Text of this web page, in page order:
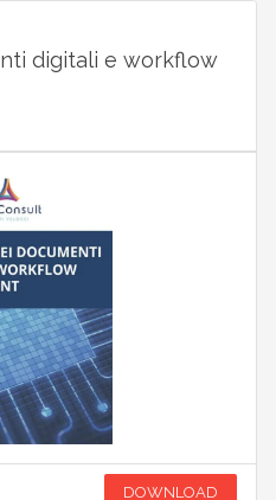
digitali e workflow
DOWNLOAD